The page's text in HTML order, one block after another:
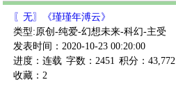
〖无〗《瑾瑾年溥云》
类型:原创-纯爱-幻想未来-科幻-主受
发表时间：2020-10-23 00:20:00
进度：连载 字数：2451 积分：43,772
收藏：2